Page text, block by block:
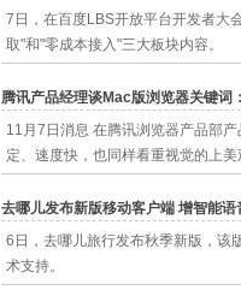
7日，在百度LBS开放平台开发者大
取"和"零成本接入"三大板块内容。
腾讯产品经理谈Mac版浏览器关键词
11月7日消息 在腾讯浏览器产品部
定、速度快，也同样看重视觉的上
去哪儿发布新版移动客户端 增智能语
6日，去哪儿旅行发布秋季新版，该
术支持。